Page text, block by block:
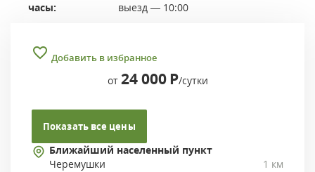
часы:
выезд — 10:00
Добавить в избранное
от 24 000 Р/сутки
Показать все цены
Ближайший населенный пункт
Черемушки
1 км